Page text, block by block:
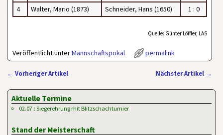
4 Walter, Mario (1873) Schneider, Hans (1650) 1 : 0
Quelle: Günter Löffler, LAS
Veröffentlicht unterMannschaftspokal permalink
← Vorheriger Artikel Nächster Artikel →
Aktuelle Termine
02.07.: Siegerehrung mit Blitzschachturnier
Stand der Meisterschaft